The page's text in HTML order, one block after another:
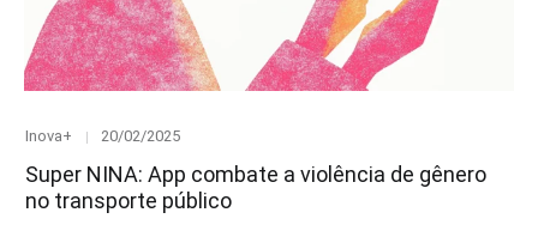
Category
Inova+
Posted
20/02/2025
Super NINA: App combate a violência de gênero
no transporte público